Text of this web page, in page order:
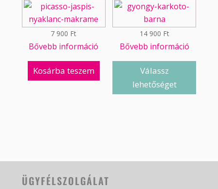
7 900 Ft
Bővebb információ
Kosárba teszem
14 900 Ft
Bővebb információ
Válassz
lehetőséget
ÜGYFÉLSZOLGÁLAT